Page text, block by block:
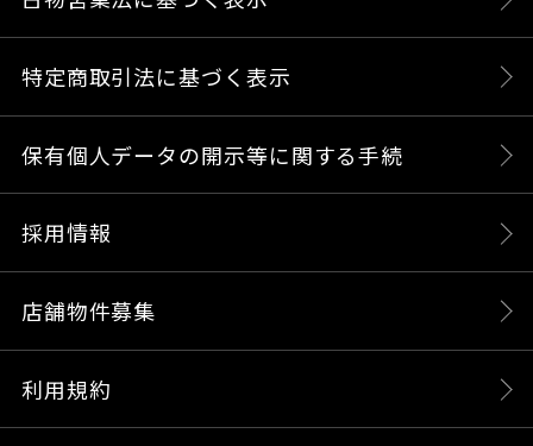
特定商取引法に基づく表示
保有個人データの開示等に関する手続
採用情報
店舗物件募集
利用規約